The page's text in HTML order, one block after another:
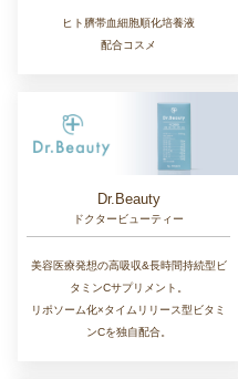
ヒト臍帯血細胞順化培養液
配合コスメ
Dr.Beauty
ドクタービューティー
美容医療発想の高吸収&長時間持続型ビ
タミンCサプリメント。
リポソーム化×タイムリリース型ビタミ
ンCを独自配合。